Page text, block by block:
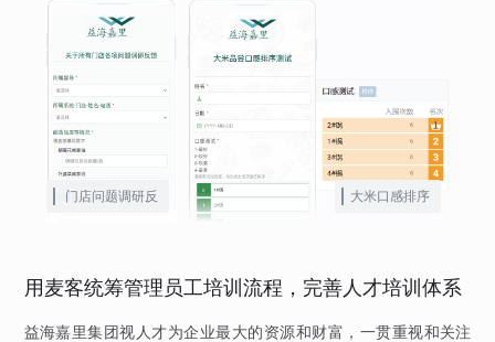
门店问题调研反
大米口感排序
用麦客统筹管理员工培训流程，完善人才培训体系
益海嘉里集团视人才为企业最大的资源和财富，一贯重视和关注